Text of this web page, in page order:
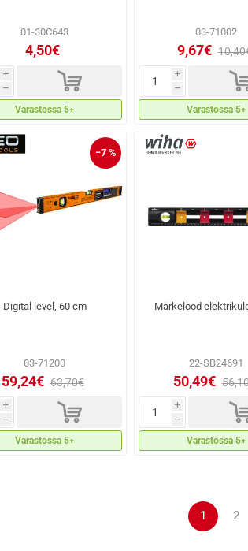
01-30C643
4,50€
i
h d
Varastossa 5+
03-71002
9,67€
i
h
Varastossa 5+
−7 %
Digital level, 60 cm
03-71200
59,24€ 63,70€
i
h d
Varastossa 5+
Märkelood
22-SB24691
50,49€
i
h
Varastossa 5+
1 2